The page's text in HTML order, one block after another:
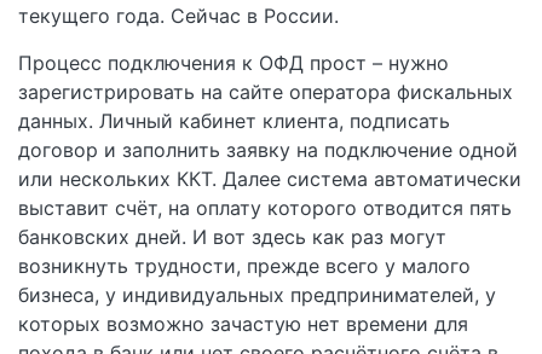
текущего года. Сейчас в России.
Процесс подключения к ОФД прост – нужно
зарегистрировать на сайте оператора фискальных
данных. Личный кабинет клиента, подписать
договор и заполнить заявку на подключение одной
или нескольких ККТ. Далее система автоматически
выставит счёт, на оплату которого отводится пять
банковских дней. И вот здесь как раз могут
возникнуть трудности, прежде всего у малого
бизнеса, у индивидуальных предпринимателей, у
которых возможно зачастую нет времени для